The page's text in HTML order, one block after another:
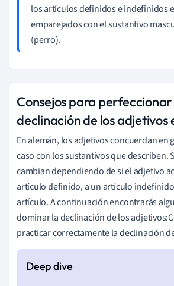
los artículos definidos e indefinidos
emparejados con el sustantivo
(perro).
Consejos para perfeccionar
declinación de los adjetivos
En alemán, los adjetivos concuerdan en
caso con los sustantivos que describen.
cambian dependiendo de si el adjetivo
artículo definido, a un artículo
artículo. A continuación encontrarás
dominar la declinación de los
practicar correctamente la declinación